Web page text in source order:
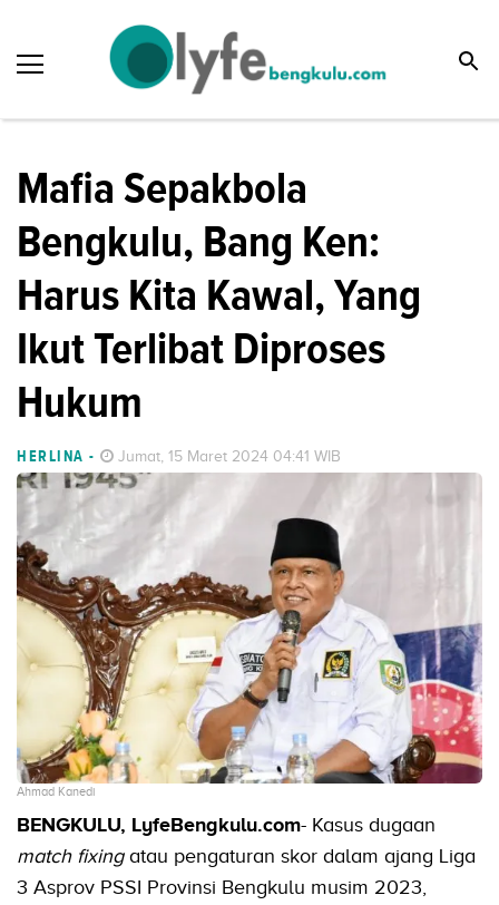
Mafia Sepakbola
Bengkulu, Bang Ken:
Harus Kita Kawal, Yang
Ikut Terlibat Diproses
Hukum
HERLINA - Jumat, 15 Maret 2024 04:41 WIB
Ahmad Kanedi
BENGKULU, LyfeBengkulu.com- Kasus dugaan
match fixingatau pengaturan skor dalam ajang Liga
3 Asprov PSSI Provinsi Bengkulu musim 2023,